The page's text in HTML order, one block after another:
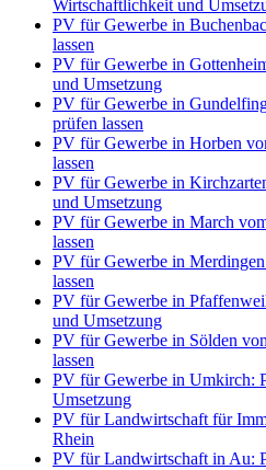
Wirtschaftlichkeit und
PV für Gewerbe in
lassen
PV für Gewerbe in
und Umsetzung
PV für Gewerbe in
prüfen lassen
PV für Gewerbe in Horben
lassen
PV für Gewerbe in
und Umsetzung
PV für Gewerbe in March
lassen
PV für Gewerbe in
lassen
PV für Gewerbe in
und Umsetzung
PV für Gewerbe in Sölden
lassen
PV für Gewerbe in Umkirch:
Umsetzung
PV für Landwirtschaft für
Rhein
PV für Landwirtschaft in Au: